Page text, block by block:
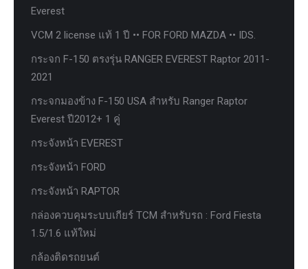
Everest
VCM 2 license แท้ 1 ปี •• FOR FORD MAZDA •• IDS.
กระจก F-150 ตรงรุ่น RANGER EVEREST Raptor 2011-
2021
กระจกมองข้าง F-150 USA สำหรับ Ranger Raptor
Everest ปี2012+ 1 คู่
กระจังหน้า EVEREST
กระจังหน้า FORD
กระจังหน้า RAPTOR
กล่องควบคุมระบบเกียร์ TCM สำหรับรถ : Ford Fiesta
1.5/1.6 แท้ใหม่
กล้องติดรถยนต์